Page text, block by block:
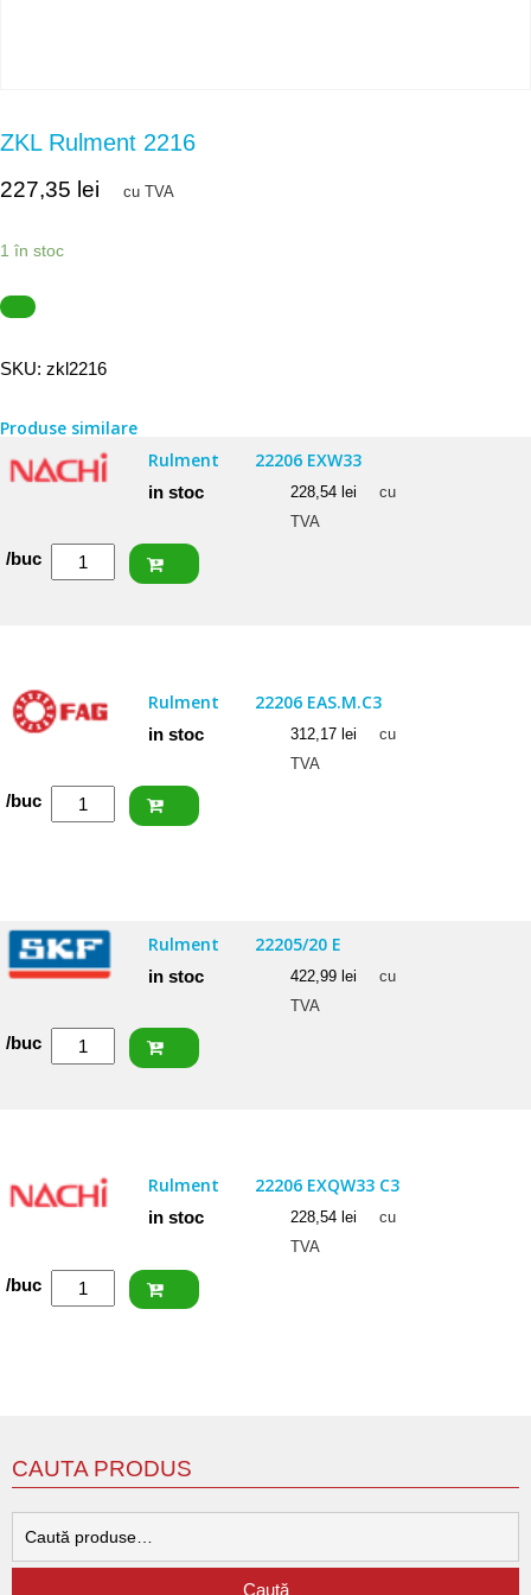
ZKL Rulment 2216
227,35 lei cu TVA
1 în stoc
SKU: zkl2216
Produse similare
Rulment
22206 EXW33
in stoc 228,54 lei
cu
TVA
Cantitate
NACHI
/buc
Rulment 22206 EAS.M.C3
in stoc 312,17 lei
cu
TVA
Cantitate
/buc
Rulment 22205/20 E
in stoc 422,99 lei
cu
TVA
Cantitate
/buc
Rulment 22206 EXQW33 C3
in stoc 228,54 lei
cu
TVA
Cantitate
NACHI
/buc
CAUTA PRODUS
Caută